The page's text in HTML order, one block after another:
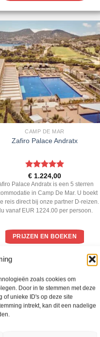
zoals cookies om
Door in te stemmen met deze
of unieke ID's op deze site
intrekt, kan dit een nadelige
CAMP DE MAR
Zafiro Palace Andratx
Gewaardeerd
5uit 5
€1.224,00
Palace Andratx is een 5 sterren
in Camp De Mar. U boekt
reis direct bij onze partner D-reizen.
vanaf EUR 1224.00 per persoon.
PRIJZEN EN BOEKEN
ZEGGEN